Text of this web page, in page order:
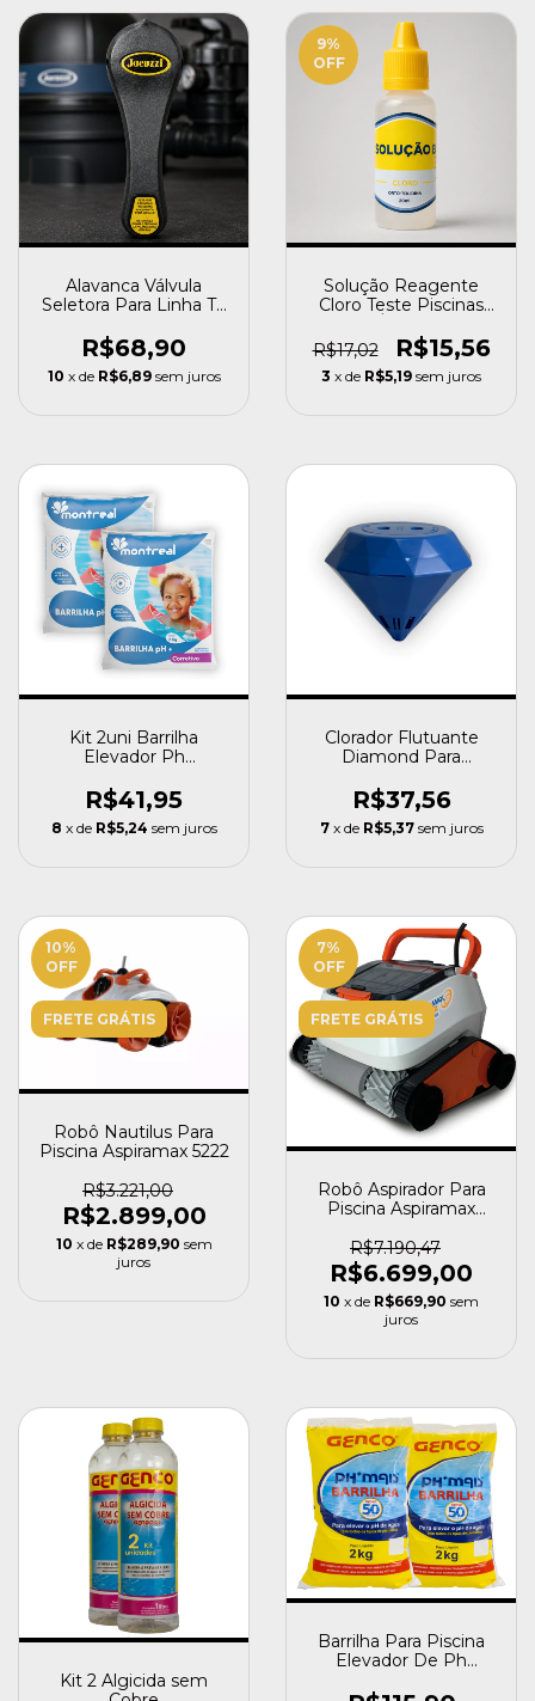
Alavanca Válvula
Seletora Para Linha Tp
R$68,90
10 x de R$6,89 sem juros
9%
OFF
Solução Reagente
Cloro Teste Piscinas
R$17,02
R$15,56
3 x de R$5,19 sem juros
Kit 2uni Barrilha
Elevador Ph
Montreal
R$41,95
8 x de R$5,24 sem juros
Clorador Flutuante
Diamond Para
Cooperkal Branco
R$37,56
7 x de R$5,37 sem juros
10%
OFF
FRETE GRÁTIS
Robô Nautilus Para
Piscina Aspiramax 5222
R$3.221,00
R$2.899,00
10 x de R$289,90 sem
juros
7%
OFF
FRETE GRÁTIS
Robô Aspirador Para
Piscina Aspiramax
R$7.190,47
R$6.699,00
10 x de R$669,90 sem
juros
Kit 2 Algicida sem
Barrilha Para Piscina
Elevador De Ph